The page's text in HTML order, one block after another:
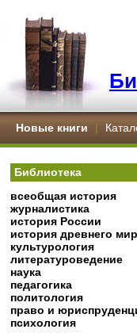
Новые книги |
Библиотека
всеобщая история
журналистика
история России
история древнего
культурология
литературоведение
наука
педагогика
политология
право и
психология